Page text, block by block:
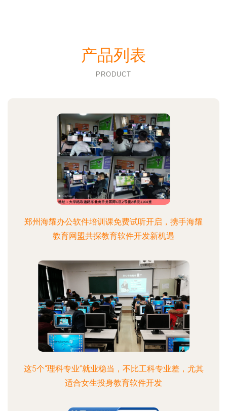
产品列表
PRODUCT
郑州海耀办公软件培训课免费试听开启，携手海耀
教育网盟共探教育软件开发新机遇
这5个“理科专业”就业稳当，不比工科专业差，尤其
适合女生投身教育软件开发